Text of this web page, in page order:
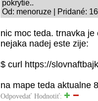
pokrytie..
Od: menoruze | Pridané:
nic moc teda. trnavka
nejaka nadej este zije:
$ curl https://
na mape teda aktualne
Odpovedať Hodnotiť: